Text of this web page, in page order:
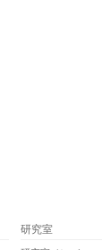
研究室